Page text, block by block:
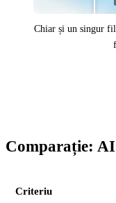
Chiar și un singur
Comparație:
Criteriu